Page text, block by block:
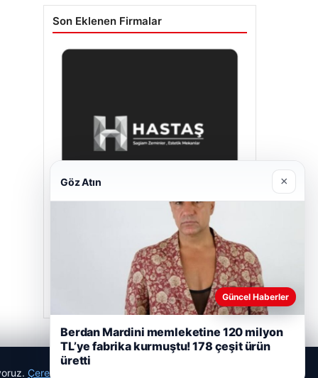
Son Eklenen Firmalar
Çerez Politikamız
Göz Atın ×
Güncel Haberler
Berdan Mardini memleketine 120 milyon
TL’ye fabrika kurmuştu! 178 çeşit ürün
üretti